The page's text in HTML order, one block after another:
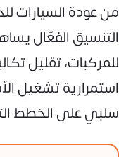
من عودة
التنسيق الفعّال
للمركبات، تقليل
استمرارية تشغيل
سلبي على الخطط